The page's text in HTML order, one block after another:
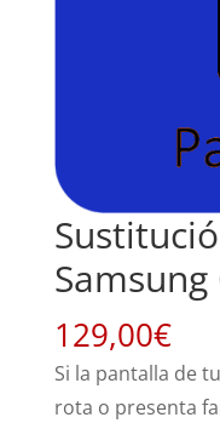
129,00€
Si la pantalla de tu
rota o presenta